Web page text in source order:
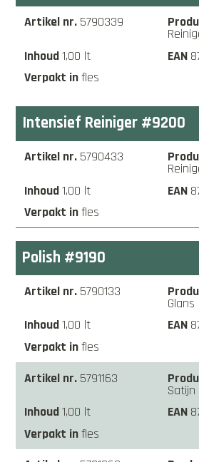
5790339
1,00 lt
fles
Intensief Reiniger #9200
5790433
1,00 lt
fles
Polish #9190
5790133
Glans
1,00 lt
fles
5791163
1,00 lt
fles